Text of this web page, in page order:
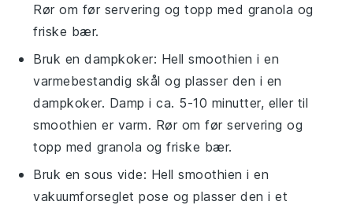
Rør om før servering og topp med granola og
friske bær.
Bruk endampkoker: Hell smoothien i en
varmebestandig skål og plasser den i en
dampkoker. Damp i ca. 5-10 minutter, eller til
smoothien er varm. Rør om før servering og
topp med granola og friske bær.
Bruk ensous vide: Hell smoothien i en
vakuumforseglet pose og plasser den i et